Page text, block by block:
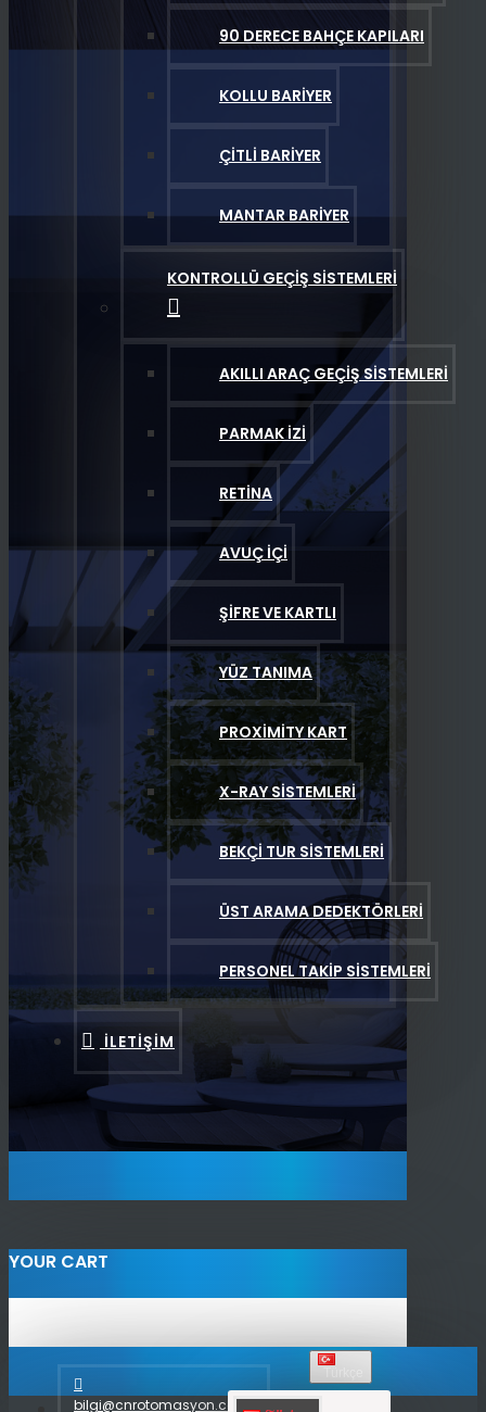
90 DERECE BAHÇE KAPILARI
KOLLU BARIYER
ÇITLI BARIYER
MANTAR BARIYER
KONTROLLÜ GEÇIŞ SISTEMLERI
AKILLI ARAÇ GEÇIŞ SISTEMLERI
PARMAK İZI
RETINA
AVUÇ İÇI
ŞIFRE VE KARTLI
YÜZ TANIMA
PROXIMITY KART
X-RAY SISTEMLERI
BEKÇI TUR SISTEMLERI
ÜST ARAMA DEDEKTÖRLERI
PERSONEL TAKIP SISTEMLERI
İLETIŞIM
YOUR CART
bilgi@cnrotomasyon.com.tr